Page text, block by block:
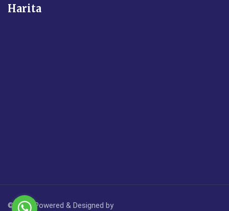
Harita
© 2024 Powered & Designed by